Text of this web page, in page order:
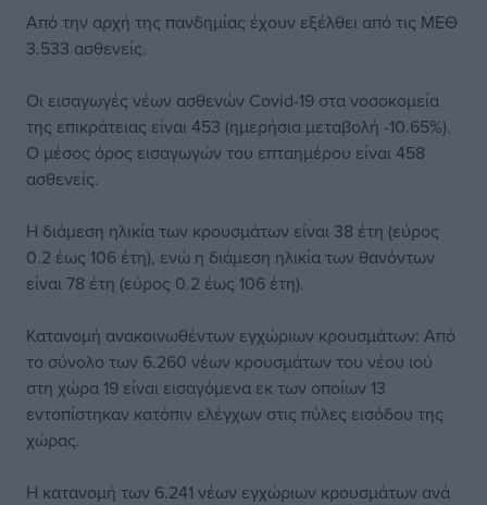
Από την αρχή της πανδημίας έχουν εξέλθει από τις ΜΕΘ
3.533 ασθενείς.
Οι εισαγωγές νέων ασθενών Covid-19 στα νοσοκομεία
της επικράτειας είναι 453 (ημερήσια μεταβολή -10.65%).
Ο μέσος όρος εισαγωγών του επταημέρου είναι 458
ασθενείς.
Η διάμεση ηλικία των κρουσμάτων είναι 38 έτη (εύρος
0.2 έως 106 έτη), ενώ η διάμεση ηλικία των θανόντων
είναι 78 έτη (εύρος 0.2 έως 106 έτη).
Κατανομή ανακοινωθέντων εγχώριων κρουσμάτων: Από
το σύνολο των 6.260 νέων κρουσμάτων του νέου ιού
στη χώρα 19 είναι εισαγόμενα εκ των οποίων 13
εντοπίστηκαν κατόπιν ελέγχων στις πύλες εισόδου της
χώρας.
Η κατανομή των 6.241 νέων εγχώριων κρουσμάτων ανά